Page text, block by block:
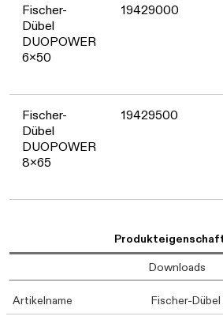
Fischer-
Dübel
DUOPOWER
6x50
19429000
Fischer-
Dübel
DUOPOWER
8x65
19429500
Downloads
Artikelname
Fischer-Dübel